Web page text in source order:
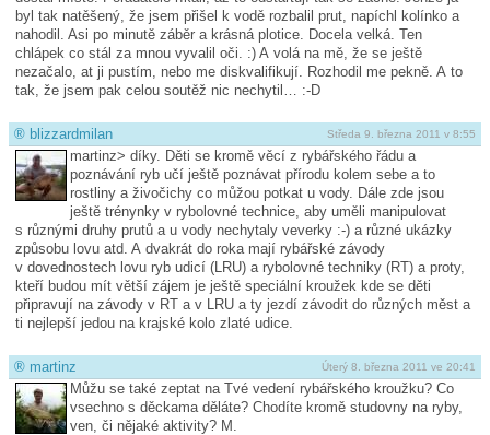
byl tak natěšený, že jsem přišel k vodě rozbalil prut, napíchl kolínko a
nahodil. Asi po minutě záběr a krásná plotice. Docela velká. Ten
chlápek co stál za mnou vyvalil oči. :) A volá na mě, že se ještě
nezačalo, at ji pustím, nebo me diskvalifikují. Rozhodil me pekně. A to
tak, že jsem pak celou soutěž nic nechytil… :-D
Středa 9. března 2011 v 8:55
® blizzardmilan
martinz> díky. Děti se kromě věcí z rybářského řádu a
poznávání ryb učí ještě poznávat přírodu kolem sebe a to
rostliny a živočichy co můžou potkat u vody. Dále zde jsou
ještě trénynky v rybolovné technice, aby uměli manipulovat
s různými druhy prutů a u vody nechytaly veverky :-) a různé ukázky
způsobu lovu atd. A dvakrát do roka mají rybářské závody
v dovednostech lovu ryb udicí (LRU) a rybolovné techniky (RT) a proty,
kteří budou mít větší zájem je ještě speciální kroužek kde se děti
připravují na závody v RT a v LRU a ty jezdí závodit do různých měst a
ti nejlepší jedou na krajské kolo zlaté udice.
Úterý 8. března 2011 ve 20:41
® martinz
Můžu se také zeptat na Tvé vedení rybářského kroužku? Co
vsechno s děckama děláte? Chodíte kromě studovny na ryby,
ven, či nějaké aktivity? M.